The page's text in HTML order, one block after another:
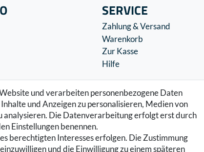
und verarbeiten personenbezogene Daten
und Anzeigen zu personalisieren, Medien von
Die Datenverarbeitung erfolgt erst durch
Einstellungen benennen.
berechtigten Interesses erfolgen. Die Zustimmung
und die Einwilligung zu einem späteren
SERVICE
Zahlung & Versand
Warenkorb
Zur Kasse
Hilfe